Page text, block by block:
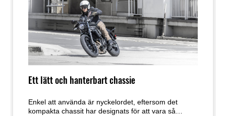
Ett lätt och hanterbart chassie
Enkel att använda är nyckelordet, eftersom det
kompakta chassit har designats för att vara så